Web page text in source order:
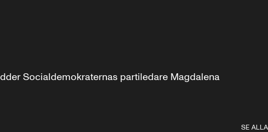
Socialdemokraternas partiledare Magdalena
SE ALLA